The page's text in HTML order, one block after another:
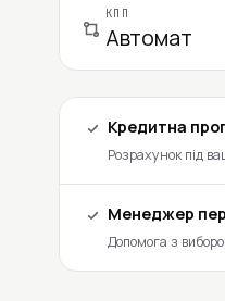
КПП
Автомат
Кредитна
Розрахунок під
Менеджер
Допомога з